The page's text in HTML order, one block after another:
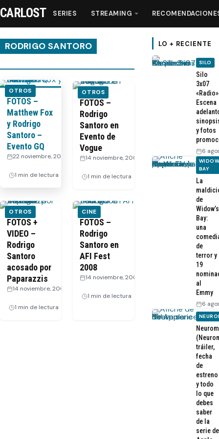
Streaming
Recomendaciones
Videos
CARLOST SERIES STREAMING
RODRIGO SANTORO
OTROS
FOTOS –
Matthew Fox
y Rodrigo
Santoro –
Evento GQ
22 noviembre, 2008
1 min de lectura
OTROS
FOTOS –
Rodrigo
Santoro en
Evento de
Vogue
14 noviembre, 2008
1 min de lectura
OTROS
FOTOS +
VIDEO –
Rodrigo
Santoro
acosado por
Paparazzis
14 noviembre, 2008
1 min de lectura
CINE
FOTOS –
Rodrigo
Santoro en
AFI Fest
2008
14 noviembre, 2008
1 min de lectura
LO + RECIENTE
SILO
Silo
3x07
Escena
y fotos
6
BAY
La
de
Widow’s
Bay:
una
de
terror y
19
al
Emmy
6
tráiler,
fecha
de
estreno
y todo
lo que
debes
saber
de la
serie de